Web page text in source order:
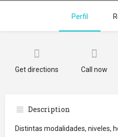
Perfil
Get directions Call now
Description
Distintas modalidades, niveles,